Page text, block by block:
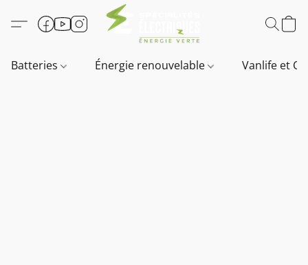
Batteries Énergie renouvelable Vanlife et